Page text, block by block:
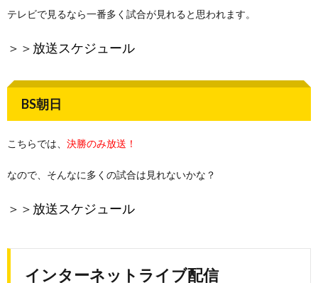
テレビで見るなら一番多く試合が見れると思われます。
＞＞ 放送スケジュール
BS朝日
こちらでは、 決勝のみ放送！
なので、そんなに多くの試合は見れないかな？
＞＞ 放送スケジュール
インターネットライブ配信